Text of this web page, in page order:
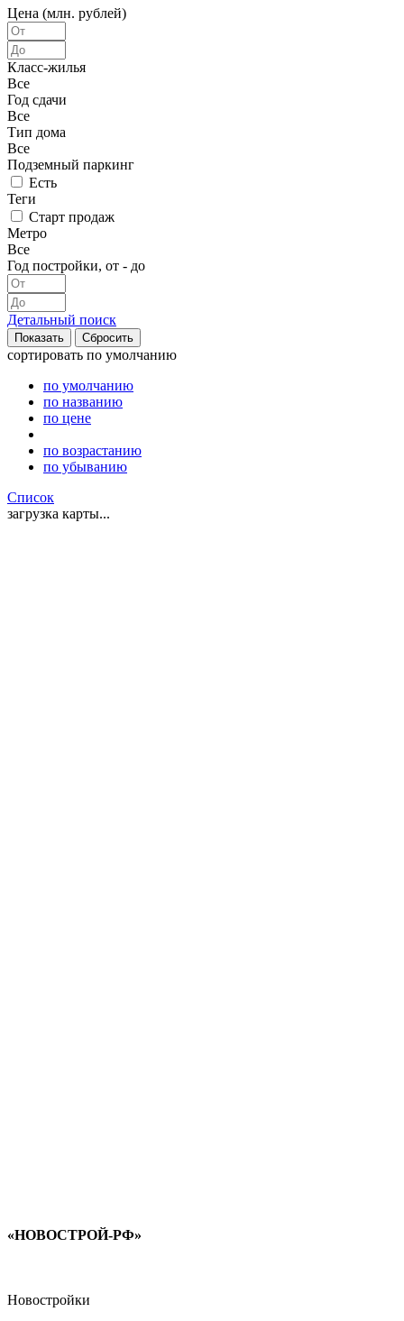
Цена (млн. рублей)
Класс-жилья
Все
Год сдачи
Все
Тип дома
Все
Подземный паркинг
Есть
Теги
Старт продаж
Метро
Все
Год постройки, от - до
Детальный поиск
сортировать по умолчанию
по умолчанию
по названию
по цене
по возрастанию
по убыванию
Список
загрузка карты...
«НОВОСТРОЙ-РФ»
Новостройки